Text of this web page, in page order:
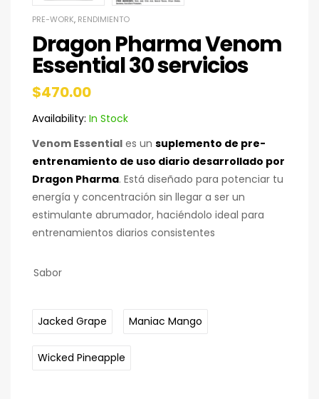
PRE-WORK, RENDIMIENTO
Dragon Pharma Venom
Essential 30 servicios
$470.00
Availability: In Stock
Venom Essential es un suplemento de pre-
entrenamiento de uso diario desarrollado por
Dragon Pharma. Está diseñado para potenciar tu
energía y concentración sin llegar a ser un
estimulante abrumador, haciéndolo ideal para
entrenamientos diarios consistentes
Sabor
Jacked Grape Maniac Mango
Wicked Pineapple